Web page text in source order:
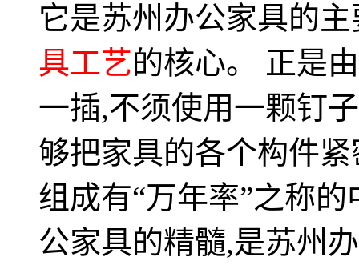
它是苏州办公家具的
具工艺的核心。 正是
一插,不须使用一颗钉
够把家具的各个构件
组成有“万年率”之称
公家具的精髓,是苏州